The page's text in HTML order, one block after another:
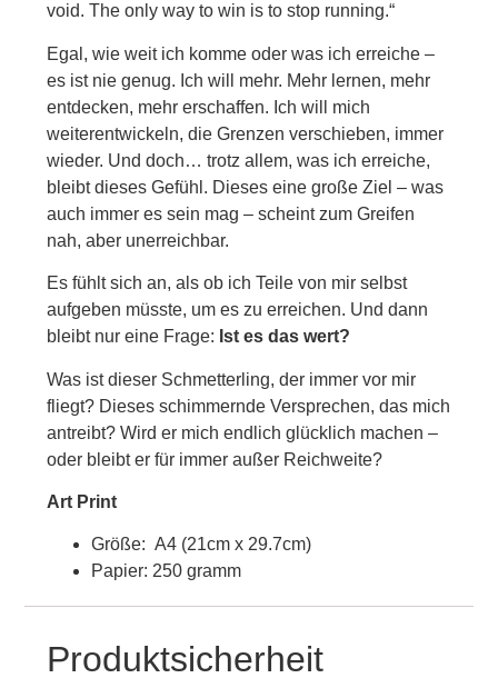
void. The only way to win is to stop running.“
Egal, wie weit ich komme oder was ich erreiche –
es ist nie genug. Ich will mehr. Mehr lernen, mehr
entdecken, mehr erschaffen. Ich will mich
weiterentwickeln, die Grenzen verschieben, immer
wieder. Und doch… trotz allem, was ich erreiche,
bleibt dieses Gefühl. Dieses eine große Ziel – was
auch immer es sein mag – scheint zum Greifen
nah, aber unerreichbar.
Es fühlt sich an, als ob ich Teile von mir selbst
aufgeben müsste, um es zu erreichen. Und dann
bleibt nur eine Frage: Ist es das wert?
Was ist dieser Schmetterling, der immer vor mir
fliegt? Dieses schimmernde Versprechen, das mich
antreibt? Wird er mich endlich glücklich machen –
oder bleibt er für immer außer Reichweite?
Art Print
Größe: A4 (21cm x 29.7cm)
Papier: 250 gramm
Produktsicherheit